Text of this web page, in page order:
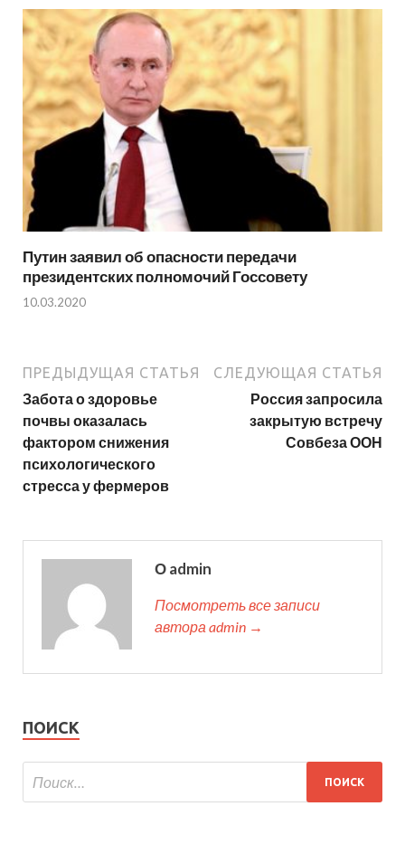
Путин заявил об опасности передачи
президентских полномочий Госсовету
10.03.2020
ПРЕДЫДУЩАЯ СТАТЬЯ
Забота о здоровье
почвы оказалась
фактором снижения
психологического
стресса у фермеров
СЛЕДУЮЩАЯ СТАТЬЯ
Россия запросила
закрытую встречу
Совбеза ООН
О admin
Посмотреть все записи
автора admin →
ПОИСК